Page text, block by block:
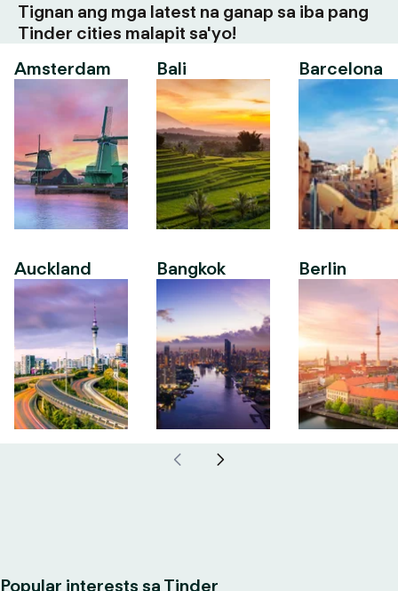
Tignan ang mga latest na ganap sa iba pang
Tinder cities malapit sa'yo!
Amsterdam
Auckland
Bali
Bangkok
Barcelona
Berlin
Popular interests sa Tinder